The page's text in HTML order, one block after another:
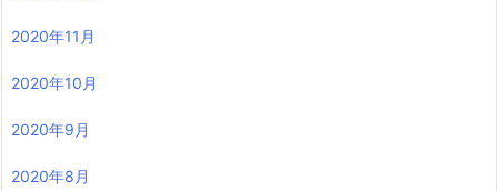
2020年11月
2020年10月
2020年9月
2020年8月